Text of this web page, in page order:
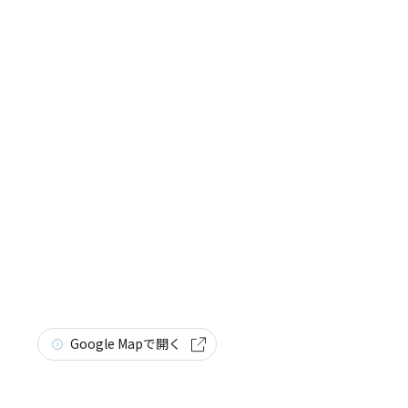
Google Mapで開く